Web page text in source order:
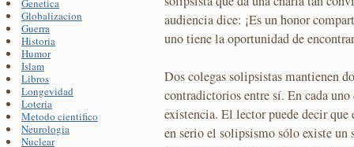
Genetica
Globalizacion
Guerra
Historia
Humor
Islam
Libros
Longevidad
Loteria
Metodo cientifico
Neurologia
Nuclear
audiencia dice: ¡Es un honor
uno tiene la oportunidad de
Dos colegas solipsistas mantienen
contradictorios entre sí. En cada
existencia. El lector puede decir
en serio el solipsismo sólo existe